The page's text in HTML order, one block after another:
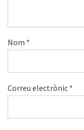
Nom *
Correu electrònic *